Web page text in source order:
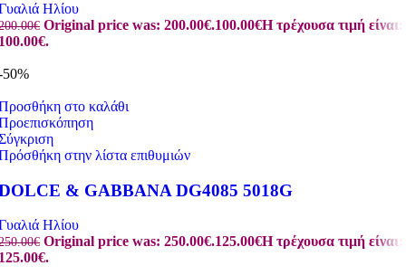
Ηλίου
€ Original price was: 200.00€.100.00€Η τρέχουσα τιμή είναι:
50%
στο καλάθι
στην λίστα επιθυμιών
& GABBANA DG4085 5018G
Ηλίου
€ Original price was: 250.00€.125.00€Η τρέχουσα τιμή είναι: